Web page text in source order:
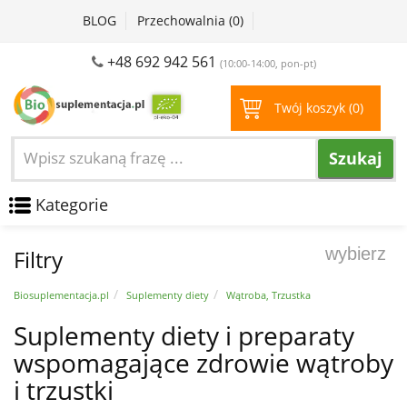
BLOG Przechowalnia (0)
+48 692 942 561 (10:00-14:00, pon-pt)
Twój koszyk (0)
Szukaj
Kategorie
Filtry wybierz
Biosuplementacja.pl Suplementy diety Wątroba, Trzustka
Suplementy diety i preparaty
wspomagające zdrowie wątroby
i trzustki